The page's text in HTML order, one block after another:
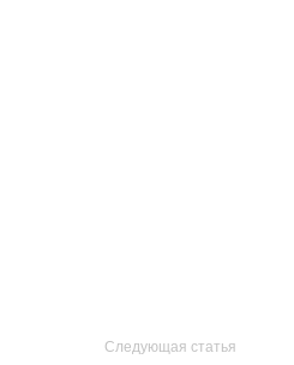
Следующая статья